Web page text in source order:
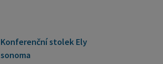
Konferenční stolek Ely
sonoma